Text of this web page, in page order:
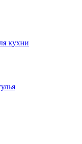
кухни